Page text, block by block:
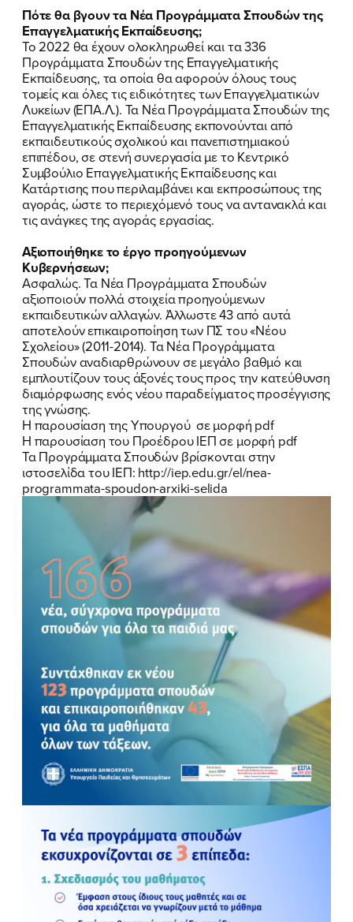
Πότε θα βγουν τα Νέα Προγράμματα Σπουδών της
Επαγγελματικής Εκπαίδευσης;
Το 2022 θα έχουν ολοκληρωθεί και τα 336
Προγράμματα Σπουδών της Επαγγελματικής
Εκπαίδευσης, τα οποία θα αφορούν όλους τους
τομείς και όλες τις ειδικότητες των Επαγγελματικών
Λυκείων (ΕΠΑ.Λ.). Τα Νέα Προγράμματα Σπουδών της
Επαγγελματικής Εκπαίδευσης εκπονούνται από
εκπαιδευτικούς σχολικού και πανεπιστημιακού
επιπέδου, σε στενή συνεργασία με το Κεντρικό
Συμβούλιο Επαγγελματικής Εκπαίδευσης και
Κατάρτισης που περιλαμβάνει και εκπροσώπους της
αγοράς, ώστε το περιεχόμενό τους να αντανακλά και
τις ανάγκες της αγοράς εργασίας.
Αξιοποιήθηκε το έργο προηγούμενων
Κυβερνήσεων;
Ασφαλώς. Τα Νέα Προγράμματα Σπουδών
αξιοποιούν πολλά στοιχεία προηγούμενων
εκπαιδευτικών αλλαγών. Άλλωστε 43 από αυτά
αποτελούν επικαιροποίηση των ΠΣ του «Νέου
Σχολείου» (2011-2014). Τα Νέα Προγράμματα
Σπουδών αναδιαρθρώνουν σε μεγάλο βαθμό και
εμπλουτίζουν τους άξονές τους προς την κατεύθυνση
διαμόρφωσης ενός νέου παραδείγματος προσέγγισης
της γνώσης.
Η παρουσίαση της Υπουργού σε μορφή pdf
Η παρουσίαση του Προέδρου ΙΕΠ σε μορφή pdf
Τα Προγράμματα Σπουδών βρίσκονται στην
ιστοσελίδα του ΙΕΠ: http://iep.edu.gr/el/nea-
programmata-spoudon-arxiki-selida